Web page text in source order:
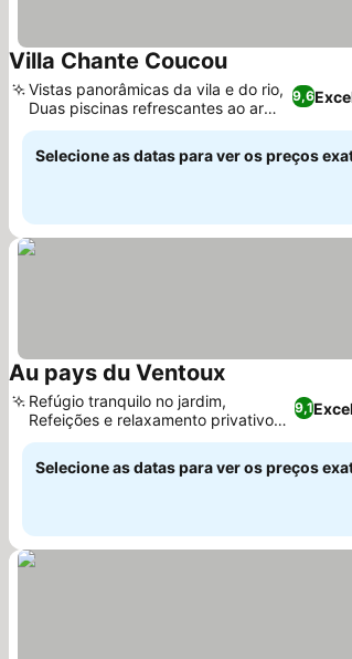
Villa Chante Coucou
9,6
Vistas panorâmicas da vila e do rio,
Duas piscinas refrescantes ao ar
livre
Selecione as datas para ver os preços
Au pays du Ventoux
9,1
Refúgio tranquilo no jardim,
Refeições e relaxamento privativos
ao ar livre
Selecione as datas para ver os preços